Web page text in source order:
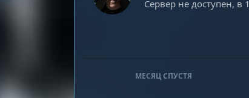
Сервер не доступен, в
МЕСЯЦ СПУСТЯ